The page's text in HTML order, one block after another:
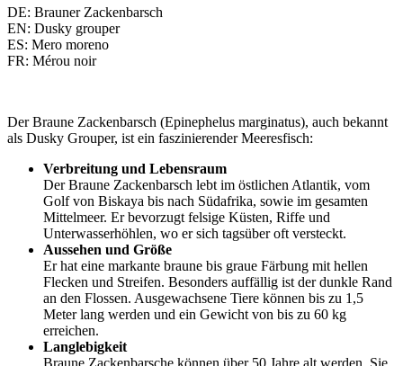
DE: Brauner Zackenbarsch
EN: Dusky grouper
ES: Mero moreno
FR: Mérou noir
Der Braune Zackenbarsch (Epinephelus marginatus), auch bekannt
als Dusky Grouper, ist ein faszinierender Meeresfisch:
Verbreitung und Lebensraum
Der Braune Zackenbarsch lebt im östlichen Atlantik, vom
Golf von Biskaya bis nach Südafrika, sowie im gesamten
Mittelmeer. Er bevorzugt felsige Küsten, Riffe und
Unterwasserhöhlen, wo er sich tagsüber oft versteckt.
Aussehen und Größe
Er hat eine markante braune bis graue Färbung mit hellen
Flecken und Streifen. Besonders auffällig ist der dunkle Rand
an den Flossen. Ausgewachsene Tiere können bis zu 1,5
Meter lang werden und ein Gewicht von bis zu 60 kg
erreichen.
Langlebigkeit
Braune Zackenbarsche können über 50 Jahre alt werden. Sie